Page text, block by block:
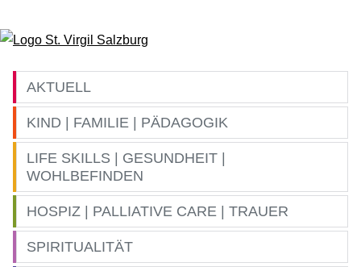
AKTUELL
KIND | FAMILIE | PÄDAGOGIK
LIFE SKILLS | GESUNDHEIT |
WOHLBEFINDEN
HOSPIZ | PALLIATIVE CARE | TRAUER
SPIRITUALITÄT